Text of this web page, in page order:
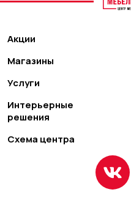
Акции
Магазины
Услуги
Интерьерные
решения
Схема центра